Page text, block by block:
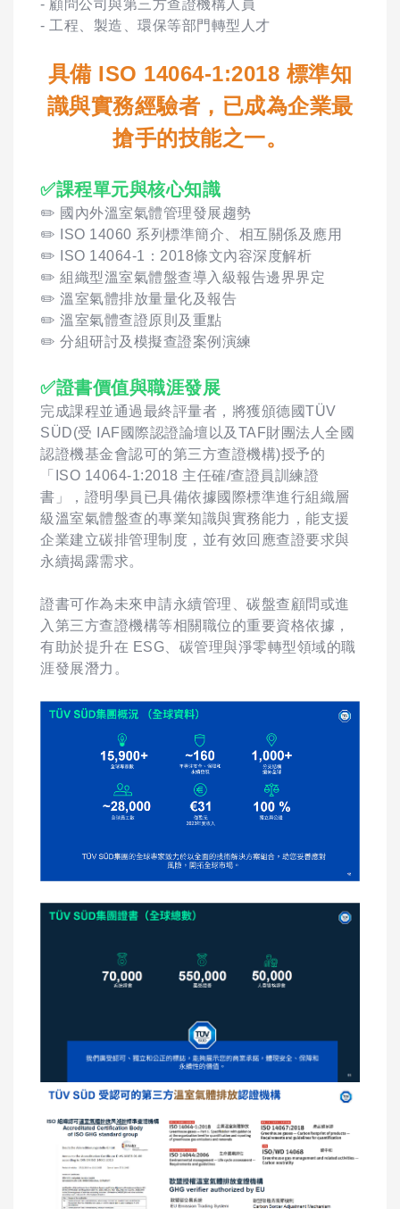
- 顧問公司與第三方查證機構人員
- 工程、製造、環保等部門轉型人才
具備 ISO 14064-1:2018 標準知
識與實務經驗者，已成為企業最
搶手的技能之一。
✅課程單元與核心知識
✏️ 國內外溫室氣體管理發展趨勢
✏️ ISO 14060 系列標準簡介、相互關係及應用
✏️ ISO 14064-1：2018條文內容深度解析
✏️ 組織型溫室氣體盤查導入級報告邊界界定
✏️ 溫室氣體排放量量化及報告
✏️ 溫室氣體查證原則及重點
✏️ 分組研討及模擬查證案例演練
✅證書價值與職涯發展
完成課程並通過最終評量者，將獲頒德國TÜV
SÜD(受 IAF國際認證論壇以及TAF財團法人全國
認證機基金會認可的第三方查證機構)授予的
「ISO 14064-1:2018 主任確/查證員訓練證
書」，證明學員已具備依據國際標準進行組織層
級溫室氣體盤查的專業知識與實務能力，能支援
企業建立碳排管理制度，並有效回應查證要求與
永續揭露需求。
證書可作為未來申請永續管理、碳盤查顧問或進
入第三方查證機構等相關職位的重要資格依據，
有助於提升在 ESG、碳管理與淨零轉型領域的職
涯發展潛力。